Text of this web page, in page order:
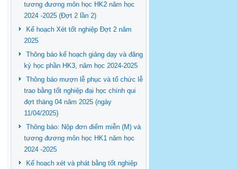
tương đương môn học HK2 năm học
2024 -2025 (Đợt 2 lần 2)
Kế hoạch Xét tốt nghiệp Đợt 2 năm
2025
Thông báo kế hoạch giảng dạy và đăng
ký học phần HK3, năm học 2024-2025
Thông báo mượn lễ phục và tổ chức lễ
trao bằng tốt nghiệp đại học chính qui
đợt tháng 04 năm 2025 (ngày
11/04/2025)
Thông báo: Nộp đơn điểm miễn (M) và
tương đương môn học HK1 năm học
2024 -2025
Kế hoạch xét và phát bằng tốt nghiệp